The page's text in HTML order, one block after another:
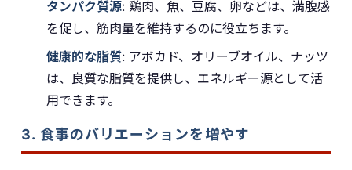
タンパク質源: 鶏肉、魚、豆腐、卵などは、満腹感
を促し、筋肉量を維持するのに役立ちます。
健康的な脂質: アボカド、オリーブオイル、ナッツ
は、良質な脂質を提供し、エネルギー源として活
用できます。
3. 食事のバリエーションを増やす